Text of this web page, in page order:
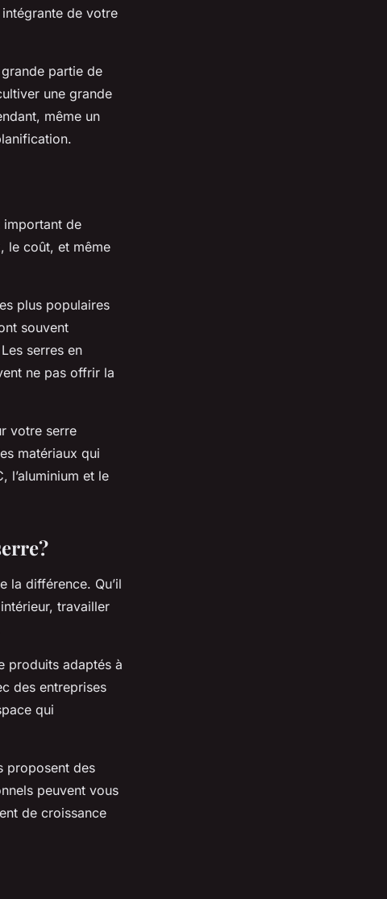
de votre
partie de
une grande
même un
important de
le coût, et même
plus populaires
souvent
serres en
ne pas offrir la
votre serre
matériaux qui
l’aluminium et le
la différence. Qu’il
travailler
produits adaptés à
des entreprises
qui
proposent des
peuvent vous
de croissance